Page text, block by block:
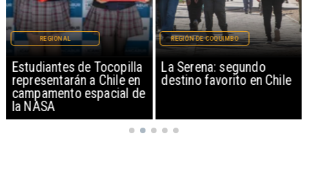
Estudiantes de Tocopilla
representarán a Chile en
campamento espacial de
la NASA
REGIONAL
La Serena: segundo
destino favorito en Chile
REGIÓN DE COQUIMBO